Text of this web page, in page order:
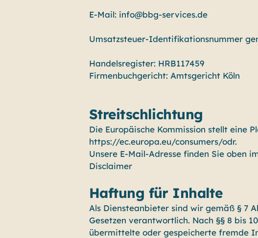
E-Mail: info@bbg-services.de
Umsatzsteuer-Identifikationsnummer
Handelsregister: HRB117459
Firmenbuchgericht: Amtsgericht Köln
Streitschlichtung
Die Europäische Kommission stellt eine
https://ec.europa.eu/consumers/odr.
Unsere E-Mail-Adresse finden Sie oben
Disclaimer
Haftung für Inhalte
Als Diensteanbieter sind wir gemäß § 7
Gesetzen verantwortlich. Nach §§ 8 bis
übermittelte oder gespeicherte fremde